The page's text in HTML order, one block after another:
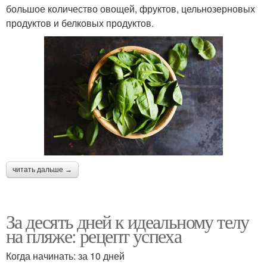
большое количество овощей, фруктов, цельнозерновых
продуктов и белковых продуктов.
читать дальше →
За десять дней к идеальному телу
на пляже: рецепт успеха
Когда начинать: за 10 дней